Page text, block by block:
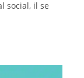
social, il se